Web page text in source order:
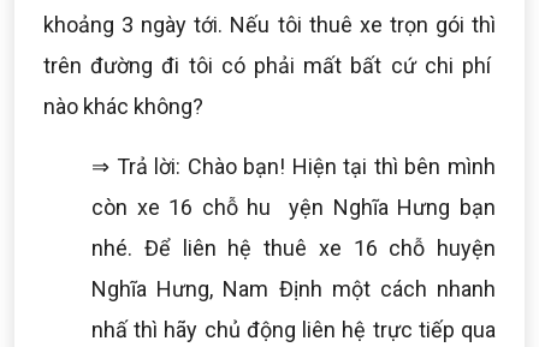
khoảng 3 ngày tới. Nếu tôi thuê xe trọn gói thì
trên đường đi tôi có phải mất bất cứ chi phí
nào khác không?
⇒ Trả lời: Chào bạn! Hiện tại thì bên mình
còn xe 16 chỗ hu yện Nghĩa Hưng bạn
nhé. Để liên hệ thuê xe 16 chỗ huyện
Nghĩa Hưng, Nam Định một cách nhanh
nhấ thì hãy chủ động liên hệ trực tiếp qua